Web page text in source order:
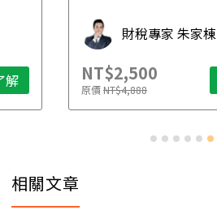
解
財稅專家 朱家棟
NT$2,500
原價NT$4,888
相關文章